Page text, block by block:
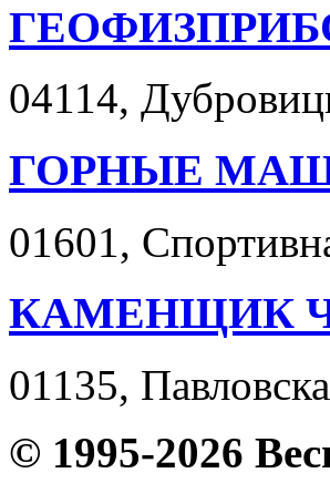
04114,
ГОРНЫЕ
01601,
КАМЕНЩИК
01135,
© 1995-2026